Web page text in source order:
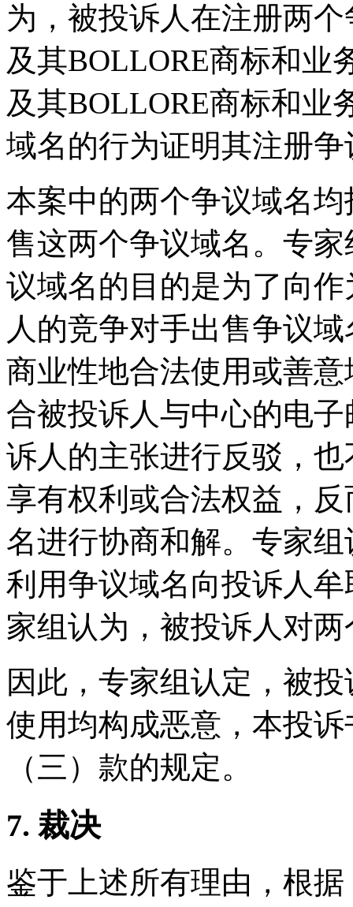
为，被投诉人在注册两
及其BOLLORE商标和业
及其BOLLORE商标和业
域名的行为证明其注册
本案中的两个争议域名
售这两个争议域名。专
议域名的目的是为了向
人的竞争对手出售争议
商业性地合法使用或善
合被投诉人与中心的电
诉人的主张进行反驳，
享有权利或合法权益，
名进行协商和解。专家
利用争议域名向投诉人
家组认为，被投诉人对
因此，专家组认定，被
使用均构成恶意，本投
（三）款的规定。
7. 裁决
鉴于上述所有理由，根